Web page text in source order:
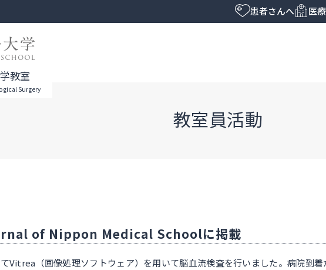
患者さんへ 医
教室
Surgery
教室員活動
of Nippon Medical Schoolに掲載
Vitrea（画像処理ソフトウェア）を用いて脳血流検査を行いました。病院到